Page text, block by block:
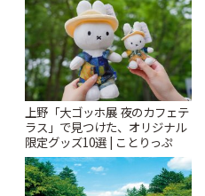
上野「大ゴッホ展 夜のカフェテ
ラス」で見つけた、オリジナル
限定グッズ10選 | ことりっぷ